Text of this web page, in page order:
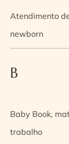
Atendimento
newborn
B
Baby Book,
trabalho